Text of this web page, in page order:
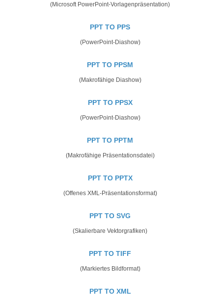
(Microsoft PowerPoint-Vorlagenpräsentation)
PPT TO PPS
(PowerPoint-Diashow)
PPT TO PPSM
(Makrofähige Diashow)
PPT TO PPSX
(PowerPoint-Diashow)
PPT TO PPTM
(Makrofähige Präsentationsdatei)
PPT TO PPTX
(Offenes XML-Präsentationsformat)
PPT TO SVG
(Skalierbare Vektorgrafiken)
PPT TO TIFF
(Markiertes Bildformat)
PPT TO XML